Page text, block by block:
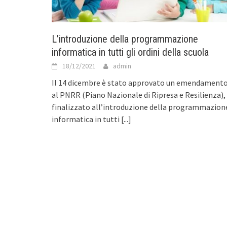
L’introduzione della programmazione
informatica in tutti gli ordini della scuola
18/12/2021 admin
Il 14 dicembre è stato approvato un emendamento
al PNRR (Piano Nazionale di Ripresa e Resilienza),
finalizzato all’introduzione della
informatica in tutti [...]